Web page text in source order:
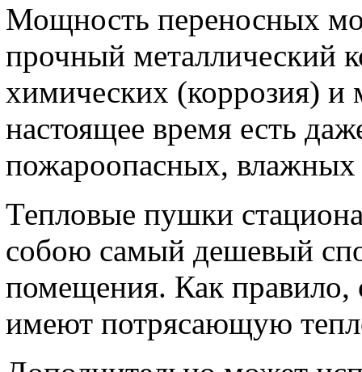
Мощность переносных
прочный металлический
химических (коррозия)
настоящее время есть
пожароопасных,
Тепловые пушки
собою самый дешевый
помещения. Как правило,
имеют потрясающую